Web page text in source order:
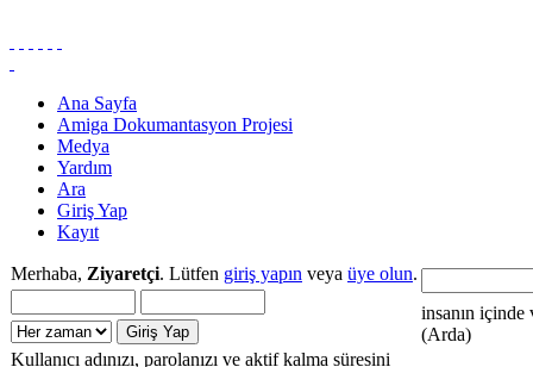
Ana Sayfa
Amiga Dokumantasyon Projesi
Medya
Yardım
Ara
Giriş Yap
Kayıt
Merhaba, Ziyaretçi. Lütfen giriş yapın veya üye olun.
Kullanıcı adınızı, parolanızı ve aktif kalma süresini
insanın içinde
(Arda)